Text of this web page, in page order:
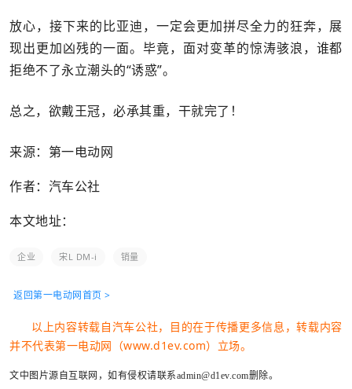
放心，接下来的比亚迪，一定会更加拼尽全力的狂奔，展
现出更加凶残的一面。毕竟，面对变革的惊涛骇浪，谁都
拒绝不了永立潮头的“诱惑”。
总之，欲戴王冠，必承其重，干就完了！
来源：第一电动网
作者：汽车公社
本文地址：
企业 宋L DM-i 销量
返回第一电动网首页 >
以上内容转载自汽车公社，目的在于传播更多信息，转载内容
并不代表第一电动网（www.d1ev.com）立场。
文中图片源自互联网，如有侵权请联系admin@d1ev.com删除。